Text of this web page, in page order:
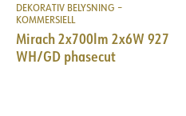
DEKORATIV BELYSNING –
KOMMERSIELL
Mirach 2x700lm 2x6W 927
WH/GD phasecut